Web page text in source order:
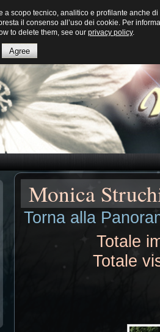
Monica
Torna alla
Totale
Totale
a scopo tecnico, analitico e profilante
il consenso all’uso dei cookie. Per
to delete them, see our privacy policy.
Agree